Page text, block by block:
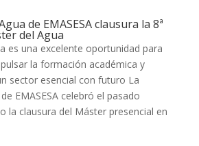
de EMASESA clausura la 8ª
del Agua
es una excelente oportunidad para
la formación académica y
sector esencial con futuro La
EMASESA celebró el pasado
la clausura del Máster presencial en